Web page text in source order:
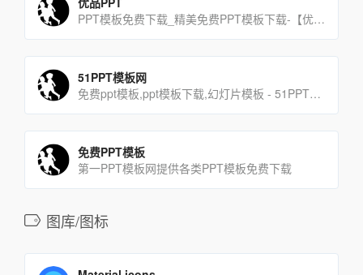
PPT模板免费下载_精美免费PPT模板下载-【优品PPT】
51PPT模板网
免费ppt模板,ppt模板下载,幻灯片模板 - 51PPT模板网
免费PPT模板
第一PPT模板网提供各类PPT模板免费下载
图库/图标